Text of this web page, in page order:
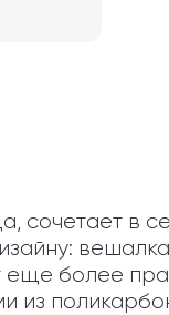
в
более
из